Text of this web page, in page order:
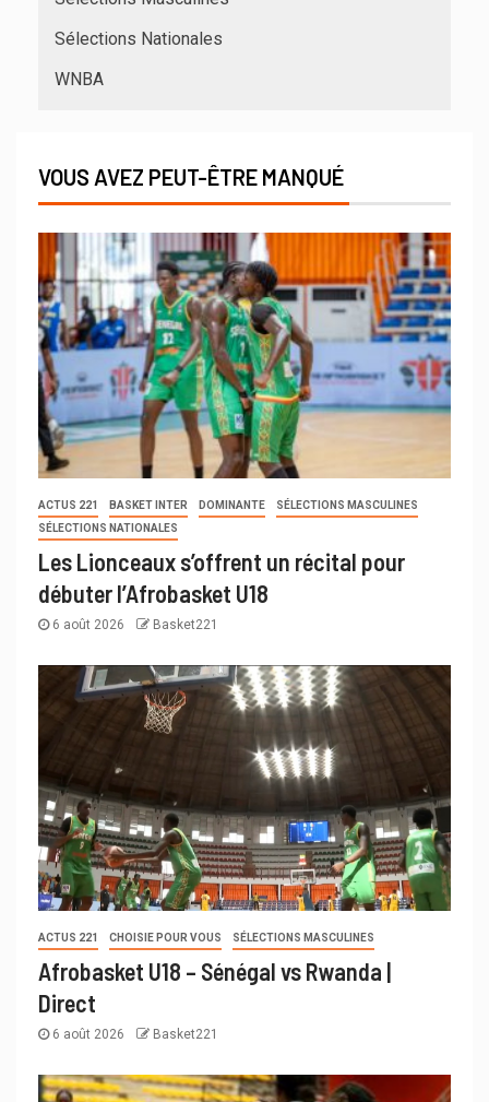
Sélections Nationales
WNBA
VOUS AVEZ PEUT-ÊTRE MANQUÉ
ACTUS 221 BASKET INTER DOMINANTE
SÉLECTIONS MASCULINES
SÉLECTIONS NATIONALES
Les Lionceaux s’offrent un récital pour
débuter l’Afrobasket U18
6 août 2026 Basket221
ACTUS 221 CHOISIE POUR VOUS SÉLECTIONS MASCULINES
Afrobasket U18 – Sénégal vs Rwanda |
Direct
6 août 2026 Basket221